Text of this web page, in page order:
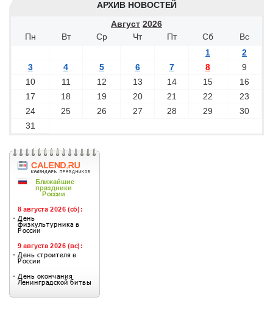
АРХИВ НОВОСТЕЙ
Август 2026
Пн
Вт Ср Чт Пт Сб
Вс
1
2
3
4 5 6 7 8
9
10
11 12 13 14 15
16
17
18 19 20 21 22
23
24
25 26 27 28 29
30
31